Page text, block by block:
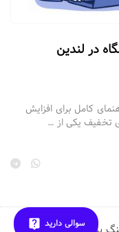
در لندین
کامل برای افزایش
تخفیف یکی از …
سوالی دارید